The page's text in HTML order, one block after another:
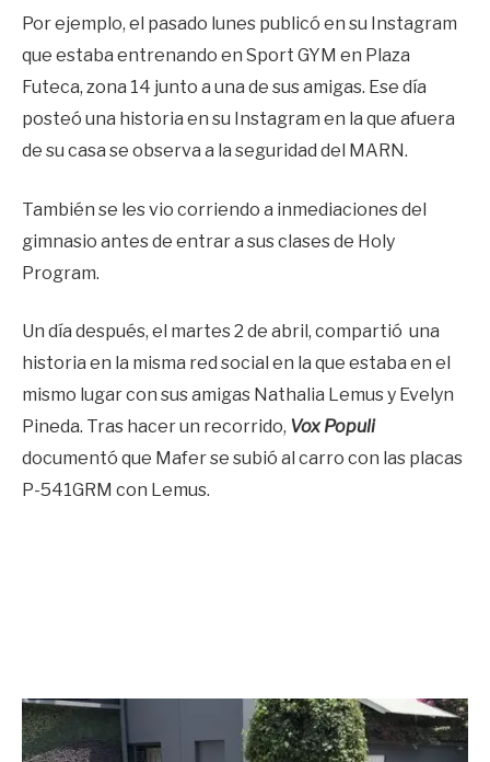
Por ejemplo, el pasado lunes publicó en su Instagram
que estaba entrenando en Sport GYM en Plaza
Futeca, zona 14 junto a una de sus amigas. Ese día
posteó una historia en su Instagram en la que afuera
de su casa se observa a la seguridad del MARN.
También se les vio corriendo a inmediaciones del
gimnasio antes de entrar a sus clases de Holy
Program.
Un día después, el martes 2 de abril, compartió una
historia en la misma red social en la que estaba en el
mismo lugar con sus amigas Nathalia Lemus y Evelyn
Pineda. Tras hacer un recorrido, Vox Populi
documentó que Mafer se subió al carro con las placas
P-541GRM con Lemus.